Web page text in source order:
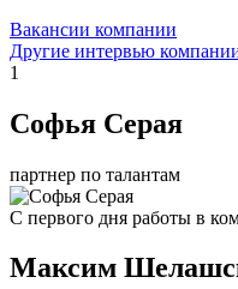
Вакансии компании
Другие интервью
1
Софья Серая
партнер по талантам
С первого дня работы в
Максим